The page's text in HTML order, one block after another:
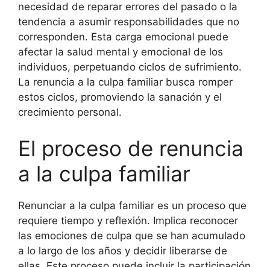
necesidad de reparar errores del pasado o la
tendencia a asumir responsabilidades que no
corresponden. Esta carga emocional puede
afectar la salud mental y emocional de los
individuos, perpetuando ciclos de sufrimiento.
La renuncia a la culpa familiar busca romper
estos ciclos, promoviendo la sanación y el
crecimiento personal.
El proceso de renuncia
a la culpa familiar
Renunciar a la culpa familiar es un proceso que
requiere tiempo y reflexión. Implica reconocer
las emociones de culpa que se han acumulado
a lo largo de los años y decidir liberarse de